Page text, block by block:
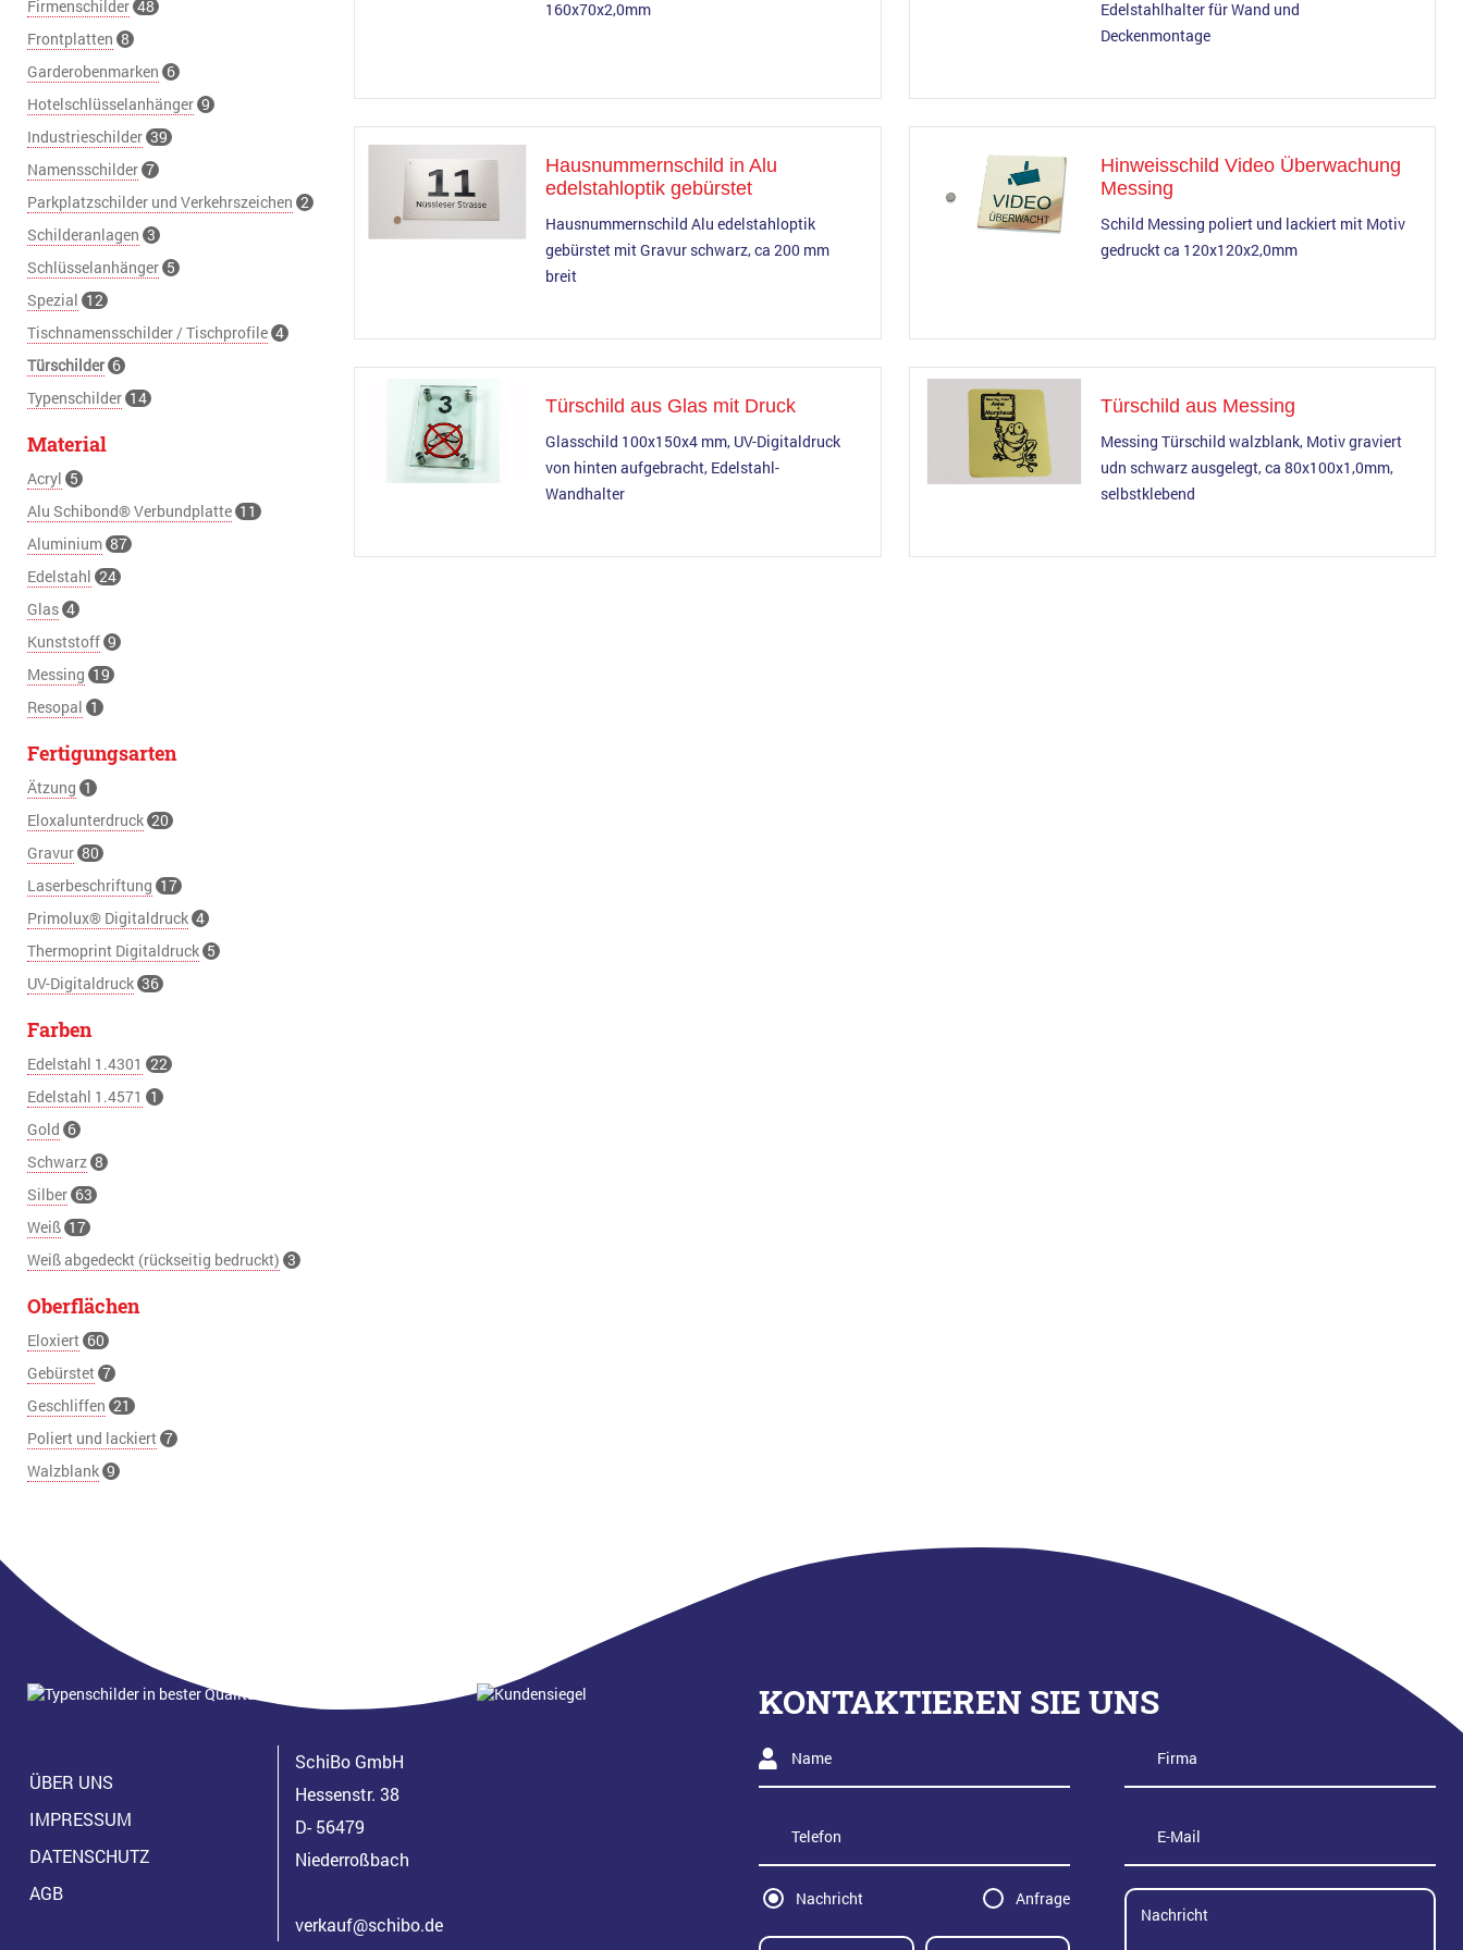
Firmenschilder 48
Frontplatten 8
Garderobenmarken 6
Hotelschlüsselanhänger 9
Industrieschilder 39
Namensschilder 7
Parkplatzschilder und Verkehrszeichen 2
Schilderanlagen 3
Schlüsselanhänger 5
Spezial 12
Tischnamensschilder / Tischprofile 4
Türschilder 6
Typenschilder 14
Material
Acryl 5
Alu Schibond® Verbundplatte 11
Aluminium 87
Edelstahl 24
Glas 4
Kunststoff 9
Messing 19
Resopal 1
Fertigungsarten
Ätzung 1
Eloxalunterdruck 20
Gravur 80
Laserbeschriftung 17
Primolux® Digitaldruck 4
Thermoprint Digitaldruck 5
UV-Digitaldruck 36
Farben
Edelstahl 1.4301 22
Edelstahl 1.4571 1
Gold 6
Schwarz 8
Silber 63
Weiß 17
Weiß abgedeckt (rückseitig bedruckt) 3
Oberflächen
Eloxiert 60
Gebürstet 7
Geschliffen 21
Poliert und lackiert 7
Walzblank 9
160x70x2,0mm
Edelstahlhalter für Wand und
Deckenmontage
Hausnummernschild in Alu
edelstahloptik gebürstet
Hausnummernschild Alu edelstahloptik
gebürstet mit Gravur schwarz, ca 200 mm
breit
Hinweisschild Video Überwachung
Messing
Schild Messing poliert und lackiert mit Motiv
gedruckt ca 120x120x2,0mm
Türschild aus Glas mit Druck
Glasschild 100x150x4 mm, UV-Digitaldruck
von hinten aufgebracht, Edelstahl-
Wandhalter
Türschild aus Messing
Messing Türschild walzblank, Motiv graviert
udn schwarz ausgelegt, ca 80x100x1,0mm,
selbstklebend
ÜBER UNS
IMPRESSUM
DATENSCHUTZ
AGB
SchiBo GmbH
Hessenstr. 38
D- 56479
Niederroßbach
verkauf@schibo.de
KONTAKTIEREN SIE UNS
Nachricht Anfrage